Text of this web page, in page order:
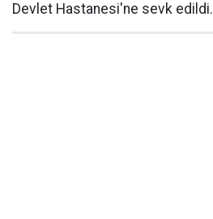
Devlet Hastanesi'ne sevk edildi.